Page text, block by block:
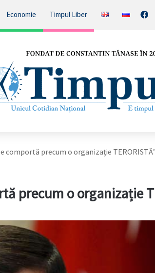
Economie Timpul Liber
comportă precum o organizație
precum o organizație